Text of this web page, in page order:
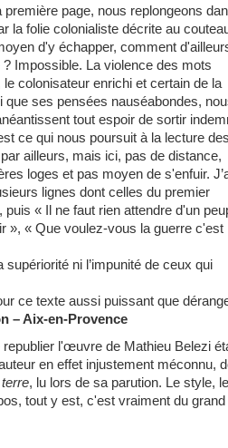
page, nous replongeons
la folie colonialiste décrite au
d'y échapper, comment
Impossible. La violence des mots
colonisateur enrichi et certain de la
que ses pensées nauséabondes,
tout espoir de sortir
ce qui nous poursuit à la lecture
ailleurs, mais ici, pas de distance,
loges et pas moyen de s'enfuir.
lignes dont celles du premier
puis « Il ne faut rien attendre d'un
», « Que voulez-vous la guerre c'est
ni l’impunité de ceux qui
ce texte aussi puissant que
– Aix-en-Provence
l'œuvre de Mathieu Belezi
en effet injustement méconnu,
, lu lors de sa parution. Le style, le
tout y est, c'est vraiment du grand